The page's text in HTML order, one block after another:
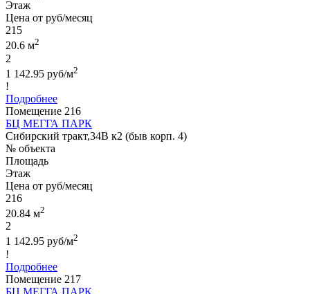
Этаж
Цена от руб/месяц
215
20.6 м2
2
1 142.95 руб/м2
!
Подробнее
Помещение 216
БЦ МЕГГА ПАРК
Сибирский тракт,34В к2 (быв корп. 4)
№ объекта
Площадь
Этаж
Цена от руб/месяц
216
20.84 м2
2
1 142.95 руб/м2
!
Подробнее
Помещение 217
БЦ МЕГГА ПАРК